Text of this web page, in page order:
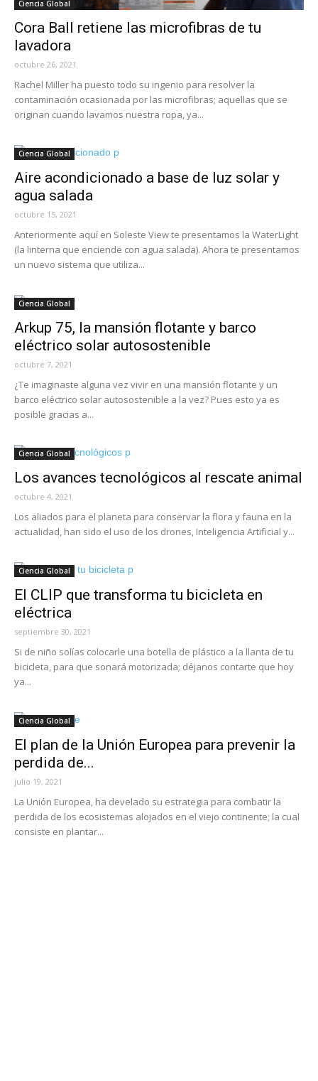
Ciencia Global
Cora Ball retiene las microfibras de tu
lavadora
octubre 26, 2021
Rachel Miller ha puesto todo su ingenio para resolver la
contaminación ocasionada por las microfibras; aquellas que se
originan cuando lavamos nuestra ropa, ya...
Ciencia Global
Aire acondicionado a base de luz solar y
agua salada
octubre 15, 2021
Anteriormente aquí en Soleste View te presentamos la WaterLight
(la linterna que enciende con agua salada). Ahora te presentamos
un nuevo sistema que utiliza...
Ciencia Global
Arkup 75, la mansión flotante y barco
eléctrico solar autosostenible
octubre 7, 2021
¿Te imaginaste alguna vez vivir en una mansión flotante y un
barco eléctrico solar autosostenible a la vez? Pues esto ya es
posible gracias a...
Ciencia Global
Los avances tecnológicos al rescate animal
octubre 4, 2021
Los aliados para el planeta para conservar la flora y fauna en la
actualidad, han sido el uso de los drones, Inteligencia Artificial y...
Ciencia Global
El CLIP que transforma tu bicicleta en
eléctrica
septiembre 30, 2021
Si de niño solías colocarle una botella de plástico a la llanta de tu
bicicleta, para que sonará motorizada; déjanos contarte que hoy
ya...
Ciencia Global
El plan de la Unión Europea para prevenir la
perdida de...
julio 19, 2021
La Unión Europea, ha develado su estrategia para combatir la
perdida de los ecosistemas alojados en el viejo continente; la cual
consiste en plantar...